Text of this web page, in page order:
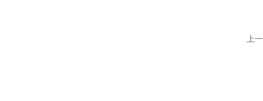
上